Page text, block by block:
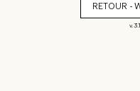
RETOUR -
v.